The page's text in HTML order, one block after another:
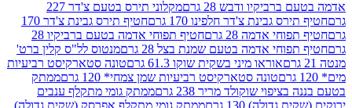
ודבש 28 גרם
מקלוני תירס בטעם צ'דר 227
גבינת צ'דר חלפינו 170 גרם
חטיף תירס גבינת צ'דר 170
אדמה 28 גרם
חטיף תפוחי אדמה בטעם ברביקיו 28
אדמה בטעם שמנת בצל 28 גרם
מנטוס לל"ס קלין ברט'
אוראו מיני בשקית שוקו 61.3 גרם
טונה סטארקיסט רביעיות
טונה סטארקיסט רביעיות שמן צמחי* 120 גרם
ממתק
שוקולד מריר 238 גרם
ממתק גומי מתקלף ענבים
130 גרם
ממתק גומי מתקלף אפרסק (שקית גדולה)